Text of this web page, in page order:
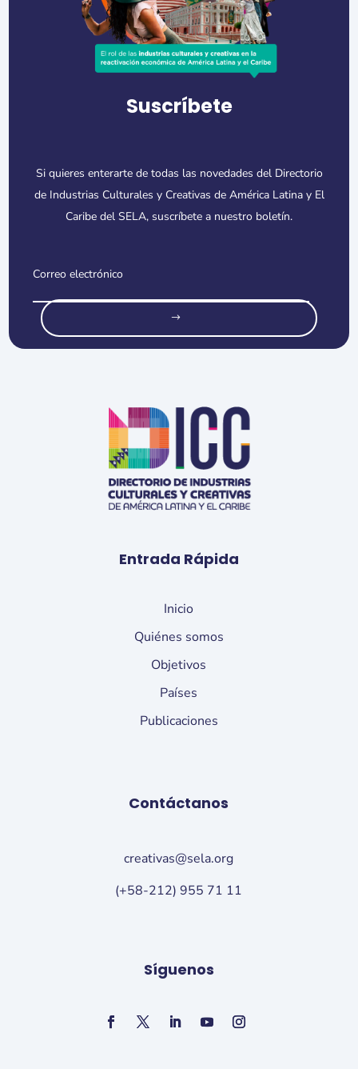
Suscríbete
Si quieres enterarte de todas las novedades del Directorio
de Industrias Culturales y Creativas de América Latina y El
Caribe del SELA, suscríbete a nuestro boletín.
Entrada Rápida
Inicio
Quiénes somos
Objetivos
Países
Publicaciones
Contáctanos
creativas@sela.org
(+58-212) 955 71 11
Síguenos